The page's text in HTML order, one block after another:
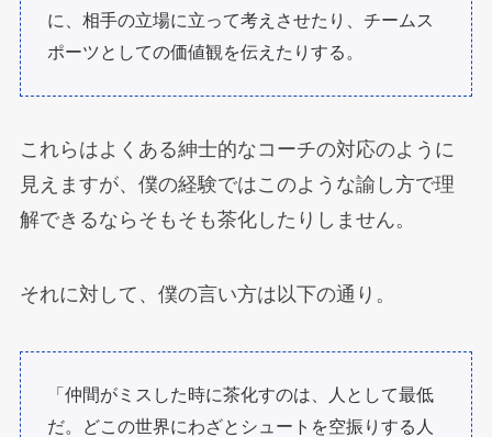
に、相手の立場に立って考えさせたり、チームス
ポーツとしての価値観を伝えたりする。
これらはよくある紳士的なコーチの対応のように
見えますが、僕の経験ではこのような諭し方で理
解できるならそもそも茶化したりしません。
それに対して、僕の言い方は以下の通り。
「仲間がミスした時に茶化すのは、人として最低
だ。どこの世界にわざとシュートを空振りする人